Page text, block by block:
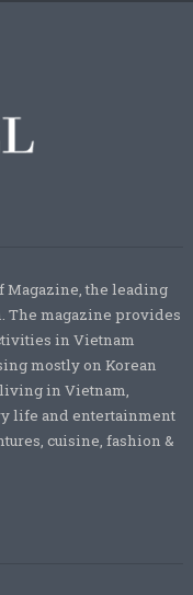
Magazine, the leading
magazine provides
in Vietnam
mostly on Korean
in Vietnam,
life and entertainment
cuisine, fashion &